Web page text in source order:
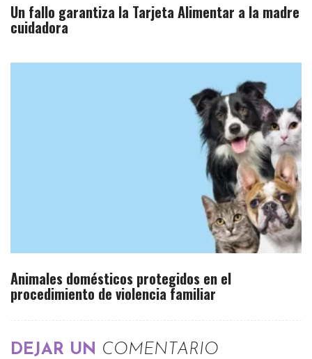
Un fallo garantiza la Tarjeta Alimentar a la madre
cuidadora
Animales domésticos protegidos en el
procedimiento de violencia familiar
DEJAR UN COMENTARIO